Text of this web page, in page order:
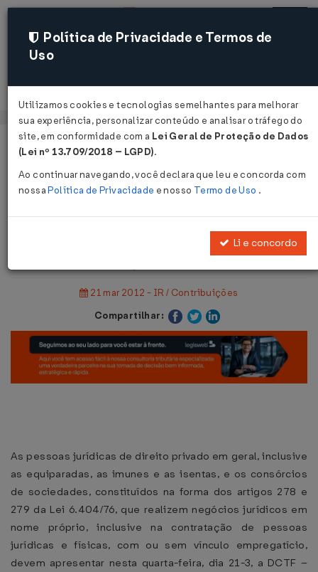
Acessar
Página Inicial
Notícias
DCTF de janeiro deve ser entregue
até hoje, dia 21-03
21 mar 2012 - IR / Contribuições
Compartilhar:
As pessoas jurídicas de direito privado em geral, inclusive
as equiparadas, as imunes e as isentas, e os consórcios
de sociedades, constituídos na forma dos artigos 278 e
279 da Lei 6.404/76, que realizem negócios jurídicos em
nome próprio, inclusive na contratação de pessoas
jurídicas e físicas, com ou sem vínculo empregatício,
devem apresentar nesta quarta-feira, dia 21-3, a DCTF –
Política de Privacidade e Termos de
Uso
Utilizamos cookies e tecnologias semelhantes para melhorar
sua experiência, personalizar conteúdo e analisar o tráfego do
site, em conformidade com a Lei Geral de Proteção de Dados
(Lei nº 13.709/2018 – LGPD).
Ao continuar navegando, você declara que leu e concorda com
nossaPolítica de Privacidade e nosso Termo de Uso .
Li e concordo